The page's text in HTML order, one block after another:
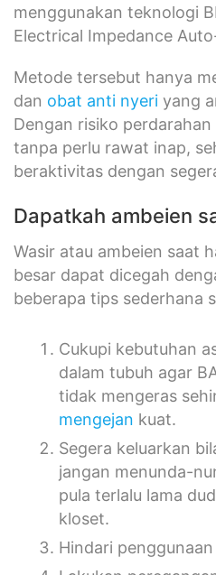
menggunakan teknologi
Electrical Impedance
Metode tersebut hanya
dan obat anti nyeri yang
Dengan risiko
tanpa perlu rawat inap,
beraktivitas dengan
Dapatkah ambeien
Wasir atau ambeien saat
besar dapat dicegah
beberapa tips sederhana
Cukupi kebutuhan
dalam tubuh agar
tidak mengeras
mengejan kuat.
Segera keluarkan
jangan menunda-
pula terlalu lama
kloset.
Hindari